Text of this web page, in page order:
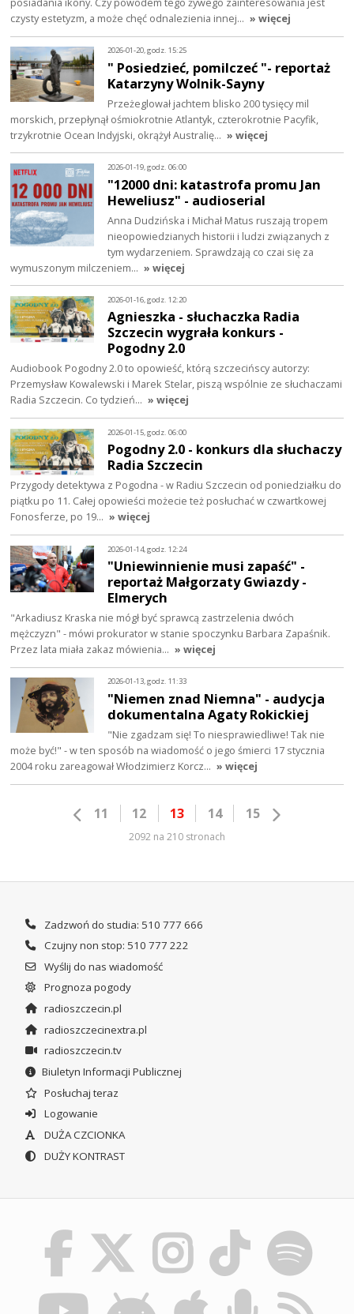
czysty estetyzm, a może chęć odnalezienia innej… » więcej
2026-01-20, godz. 15:25
" Posiedzieć, pomilczeć "- reportaż
Katarzyny Wolnik-Sayny
Przeżeglował jachtem blisko 200 tysięcy mil
morskich, przepłynął ośmiokrotnie Atlantyk, czterokrotnie Pacyfik,
trzykrotnie Ocean Indyjski, okrążył Australię… » więcej
2026-01-19, godz. 06:00
"12000 dni: katastrofa promu Jan
Heweliusz" - audioserial
Anna Dudzińska i Michał Matus ruszają tropem
nieopowiedzianych historii i ludzi związanych z
tym wydarzeniem. Sprawdzają co czai się za
wymuszonym milczeniem… » więcej
2026-01-16, godz. 12:20
Agnieszka - słuchaczka Radia
Szczecin wygrała konkurs -
Pogodny 2.0
Audiobook Pogodny 2.0 to opowieść, którą szczecińscy autorzy:
Przemysław Kowalewski i Marek Stelar, piszą wspólnie ze słuchaczami
Radia Szczecin. Co tydzień… » więcej
2026-01-15, godz. 06:00
Pogodny 2.0 - konkurs dla słuchaczy
Radia Szczecin
Przygody detektywa z Pogodna - w Radiu Szczecin od poniedziałku do
piątku po 11. Całej opowieści możecie też posłuchać w czwartkowej
Fonosferze, po 19… » więcej
2026-01-14, godz. 12:24
"Uniewinnienie musi zapaść" -
reportaż Małgorzaty Gwiazdy -
Elmerych
"Arkadiusz Kraska nie mógł być sprawcą zastrzelenia dwóch
mężczyzn" - mówi prokurator w stanie spoczynku Barbara Zapaśnik.
Przez lata miała zakaz mówienia… » więcej
2026-01-13, godz. 11:33
"Niemen znad Niemna" - audycja
dokumentalna Agaty Rokickiej
"Nie zgadzam się! To niesprawiedliwe! Tak nie
może być!" - w ten sposób na wiadomość o jego śmierci 17 stycznia
2004 roku zareagował Włodzimierz Korcz… » więcej
11 12 13 14 15
2092 na 210 stronach
Zadzwoń do studia: 510 777 666
Czujny non stop: 510 777 222
Wyślij do nas wiadomość
Prognoza pogody
radioszczecin.pl
radioszczecinextra.pl
radioszczecin.tv
Biuletyn Informacji Publicznej
Posłuchaj teraz
Logowanie
DUŻA CZCIONKA
DUŻY KONTRAST